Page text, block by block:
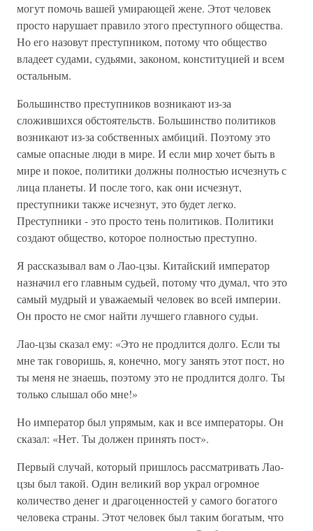
могут помочь вашей умирающей жене. Этот человек
просто нарушает правило этого преступного общества.
Но его назовут преступником, потому что общество
владеет судами, судьями, законом, конституцией и всем
остальным.
Большинство преступников возникают из-за
сложившихся обстоятельств. Большинство политиков
возникают из-за собственных амбиций. Поэтому это
самые опасные люди в мире. И если мир хочет быть в
мире и покое, политики должны полностью исчезнуть с
лица планеты. И после того, как они исчезнут,
преступники также исчезнут, это будет легко.
Преступники - это просто тень политиков. Политики
создают общество, которое полностью преступно.
Я рассказывал вам о Лао-цзы. Китайский император
назначил его главным судьей, потому что думал, что это
самый мудрый и уважаемый человек во всей империи.
Он просто не смог найти лучшего главного судьи.
Лао-цзы сказал ему: «Это не продлится долго. Если ты
мне так говоришь, я, конечно, могу занять этот пост, но
ты меня не знаешь, поэтому это не продлится долго. Ты
только слышал обо мне!»
Но император был упрямым, как и все императоры. Он
сказал: «Нет. Ты должен принять пост».
Первый случай, который пришлось рассматривать Лао-
цзы был такой. Один великий вор украл огромное
количество денег и драгоценностей у самого богатого
человека страны. Этот человек был таким богатым, что